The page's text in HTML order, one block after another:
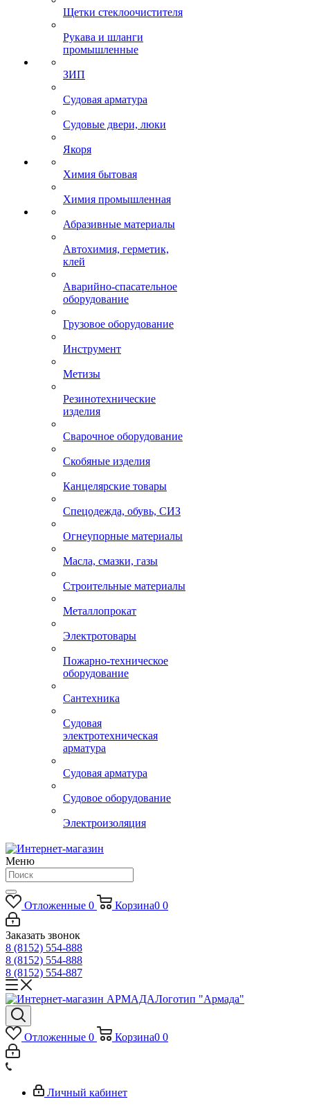
Щетки стеклоочистителя
Рукава и шланги
промышленные
ЗИП
Судовая арматура
Судовые двери, люки
Якоря
Химия бытовая
Химия промышленная
Абразивные материалы
Автохимия, герметик,
клей
Аварийно-спасательное
оборудование
Грузовое оборудование
Инструмент
Метизы
Резинотехнические
изделия
Сварочное оборудование
Скобяные изделия
Канцелярские товары
Спецодежда, обувь, СИЗ
Огнеупорные материалы
Масла, смазки, газы
Строительные материалы
Металлопрокат
Электротовары
Пожарно-техническое
оборудование
Сантехника
Судовая
электротехническая
арматура
Судовая арматура
Судовое оборудование
Электроизоляция
Меню
Отложенные 0 Корзина0 0
Заказать звонок
8 (8152) 554-888
8 (8152) 554-888
8 (8152) 554-887
Логотип "Армада"
Отложенные 0 Корзина0 0
Личный кабинет